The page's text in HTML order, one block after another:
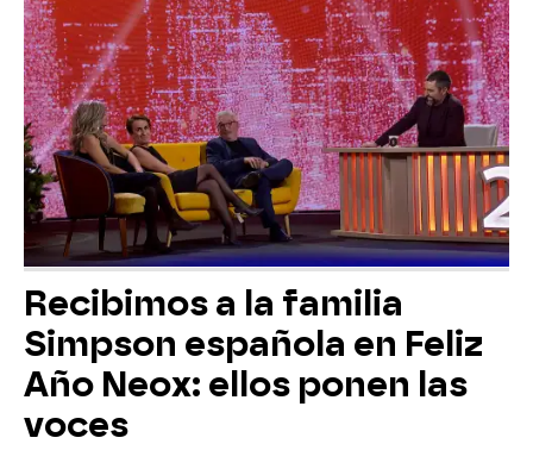
Recibimos a la familia
Simpson española en Feliz
Año Neox: ellos ponen las
voces